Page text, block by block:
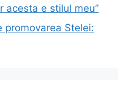
acesta e stilul meu”
promovarea Stelei: